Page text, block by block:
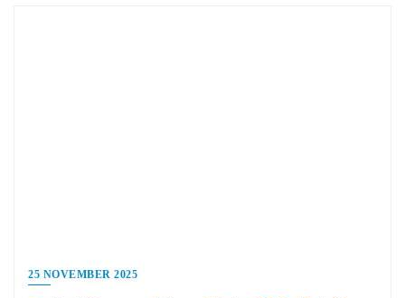
25 NOVEMBER 2025